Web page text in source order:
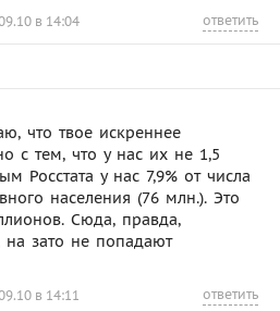
в 14:04 ответить
что твое искреннее
с тем, что у нас их не 1,5
Росстата у нас 7,9% от числа
населения (76 млн.). Это
Сюда, правда,
зато не попадают
в 14:11 ответить